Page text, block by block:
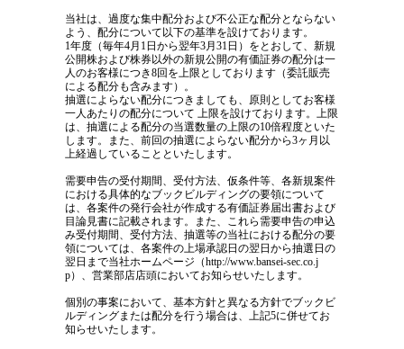
当社は、過度な集中配分および不公正な配分とならない
よう、配分について以下の基準を設けております。
1年度（毎年4月1日から翌年3月31日）をとおして、新規
公開株および株券以外の新規公開の有価証券の配分は一
人のお客様につき8回を上限としております（委託販売
による配分も含みます）。
抽選によらない配分につきましても、原則としてお客様
一人あたりの配分について 上限を設けております。上限
は、抽選による配分の当選数量の上限の10倍程度といた
します。また、前回の抽選によらない配分から3ヶ月以
上経過していることといたします。
需要申告の受付期間、受付方法、仮条件等、各新規案件
における具体的なブックビルディングの要領について
は、各案件の発行会社が作成する有価証券届出書および
目論見書に記載されます。また、これら需要申告の申込
み受付期間、受付方法、抽選等の当社における配分の要
領については、各案件の上場承認日の翌日から抽選日の
翌日まで当社ホームページ（http://www.bansei-sec.co.j
p）、営業部店店頭においてお知らせいたします。
個別の事案において、基本方針と異なる方針でブックビ
ルディングまたは配分を行う場合は、上記5に併せてお
知らせいたします。